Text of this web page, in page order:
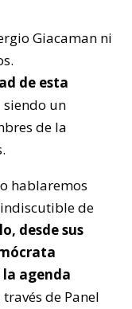
Giacaman ni
de esta
siendo un
de la
hablaremos
de
desde sus
agenda
de Panel